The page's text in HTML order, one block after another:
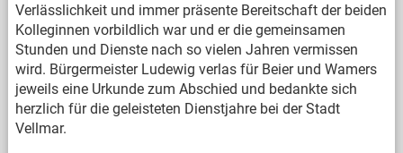
Verlässlichkeit und immer präsente Bereitschaft der beiden
Kolleginnen vorbildlich war und er die gemeinsamen
Stunden und Dienste nach so vielen Jahren vermissen
wird. Bürgermeister Ludewig verlas für Beier und Wamers
jeweils eine Urkunde zum Abschied und bedankte sich
herzlich für die geleisteten Dienstjahre bei der Stadt
Vellmar.